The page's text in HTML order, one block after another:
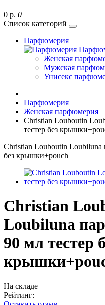
0 р. 0
Список категорий
Парфюмерия
Женская
Мужская
Унисекс
Парфюмерия
Женская парфюмерия
Christian Louboutin
тестер без
Christian Louboutin Loubiluna
без крышки+pouch
Christian
Loubiluna
90 мл тестер
На складе
Рейтинг: